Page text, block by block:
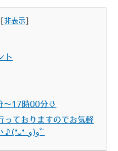
非表示]
ト
～17時00分⇩
ておりますのでお気軽
にお問い合わせください♪(❛ᴗ❛ و(و˚˙